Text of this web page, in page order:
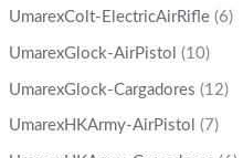
UmarexColt-ElectricAirRifle (6)
UmarexGlock-AirPistol (10)
UmarexGlock-Cargadores (12)
UmarexHKArmy-AirPistol (7)